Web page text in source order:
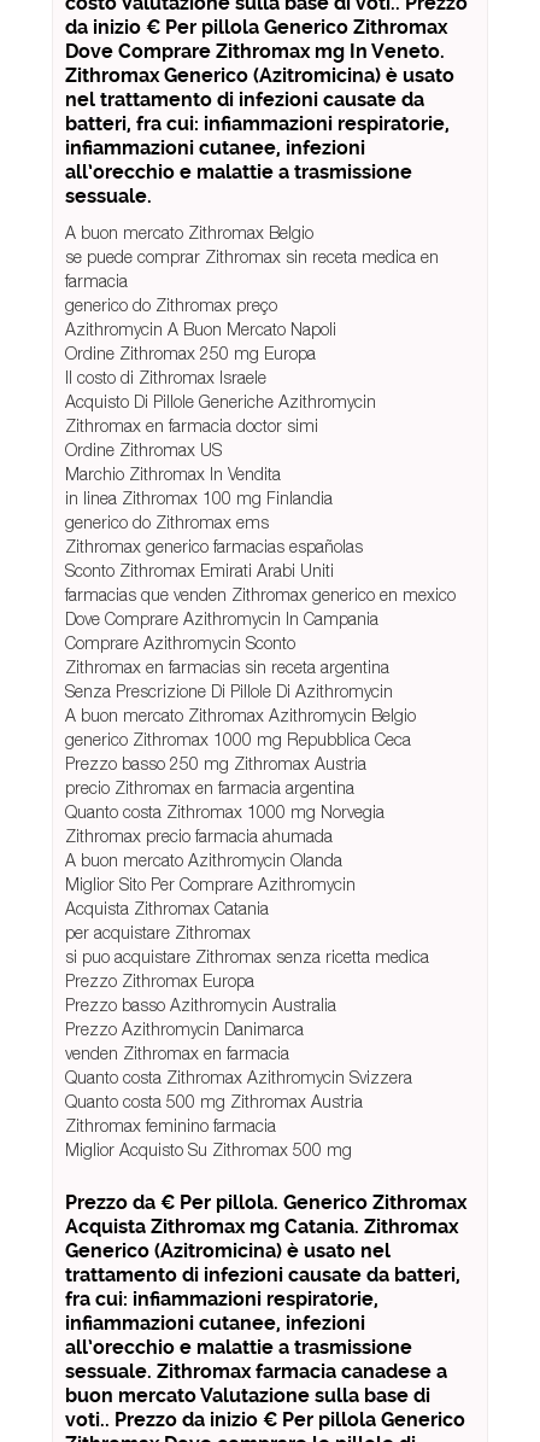
da inizio € Per pillola Generico Zithromax
Dove Comprare Zithromax mg In Veneto.
Zithromax Generico (Azitromicina) è usato
nel trattamento di infezioni causate da
batteri, fra cui: infiammazioni respiratorie,
infiammazioni cutanee, infezioni
all’orecchio e malattie a trasmissione
sessuale.
A buon mercato Zithromax Belgio
se puede comprar Zithromax sin receta medica en
farmacia
generico do Zithromax preço
Azithromycin A Buon Mercato Napoli
Ordine Zithromax 250 mg Europa
Il costo di Zithromax Israele
Acquisto Di Pillole Generiche Azithromycin
Zithromax en farmacia doctor simi
Ordine Zithromax US
Marchio Zithromax In Vendita
in linea Zithromax 100 mg Finlandia
generico do Zithromax ems
Zithromax generico farmacias españolas
Sconto Zithromax Emirati Arabi Uniti
farmacias que venden Zithromax generico en mexico
Dove Comprare Azithromycin In Campania
Comprare Azithromycin Sconto
Zithromax en farmacias sin receta argentina
Senza Prescrizione Di Pillole Di Azithromycin
A buon mercato Zithromax Azithromycin Belgio
generico Zithromax 1000 mg Repubblica Ceca
Prezzo basso 250 mg Zithromax Austria
precio Zithromax en farmacia argentina
Quanto costa Zithromax 1000 mg Norvegia
Zithromax precio farmacia ahumada
A buon mercato Azithromycin Olanda
Miglior Sito Per Comprare Azithromycin
Acquista Zithromax Catania
per acquistare Zithromax
si puo acquistare Zithromax senza ricetta medica
Prezzo Zithromax Europa
Prezzo basso Azithromycin Australia
Prezzo Azithromycin Danimarca
venden Zithromax en farmacia
Quanto costa Zithromax Azithromycin Svizzera
Quanto costa 500 mg Zithromax Austria
Zithromax feminino farmacia
Miglior Acquisto Su Zithromax 500 mg
Prezzo da € Per pillola. Generico Zithromax
Acquista Zithromax mg Catania. Zithromax
Generico (Azitromicina) è usato nel
trattamento di infezioni causate da batteri,
fra cui: infiammazioni respiratorie,
infiammazioni cutanee, infezioni
all’orecchio e malattie a trasmissione
sessuale. Zithromax farmacia canadese a
buon mercato Valutazione sulla base di
voti.. Prezzo da inizio € Per pillola Generico